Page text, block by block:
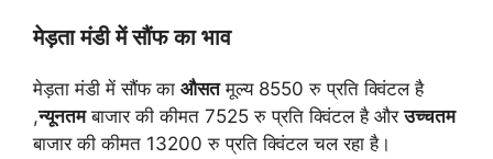
मेड़ता मंडी में सौंफ का भाव
मेड़ता मंडी में सौंफ का औसतमूल्य 8550 रु प्रति क्विंटल है
,न्यूनतमबाजार की कीमत 7525 रु प्रति क्विंटल है औरउच्चतम
बाजार की कीमत 13200 रु प्रति क्विंटल चल रहा है।